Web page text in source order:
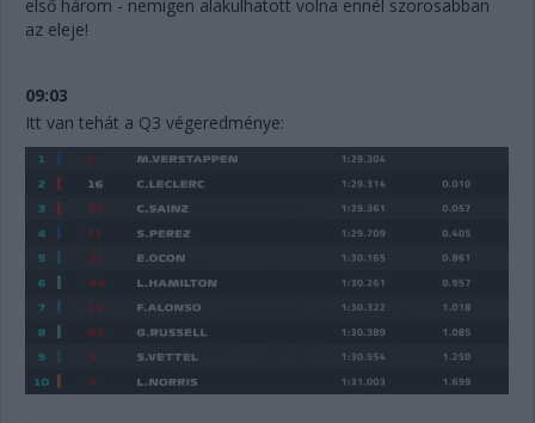
első három - nemigen alakulhatott volna ennél szorosabban
az eleje!
09:03
Itt van tehát a Q3 végeredménye: